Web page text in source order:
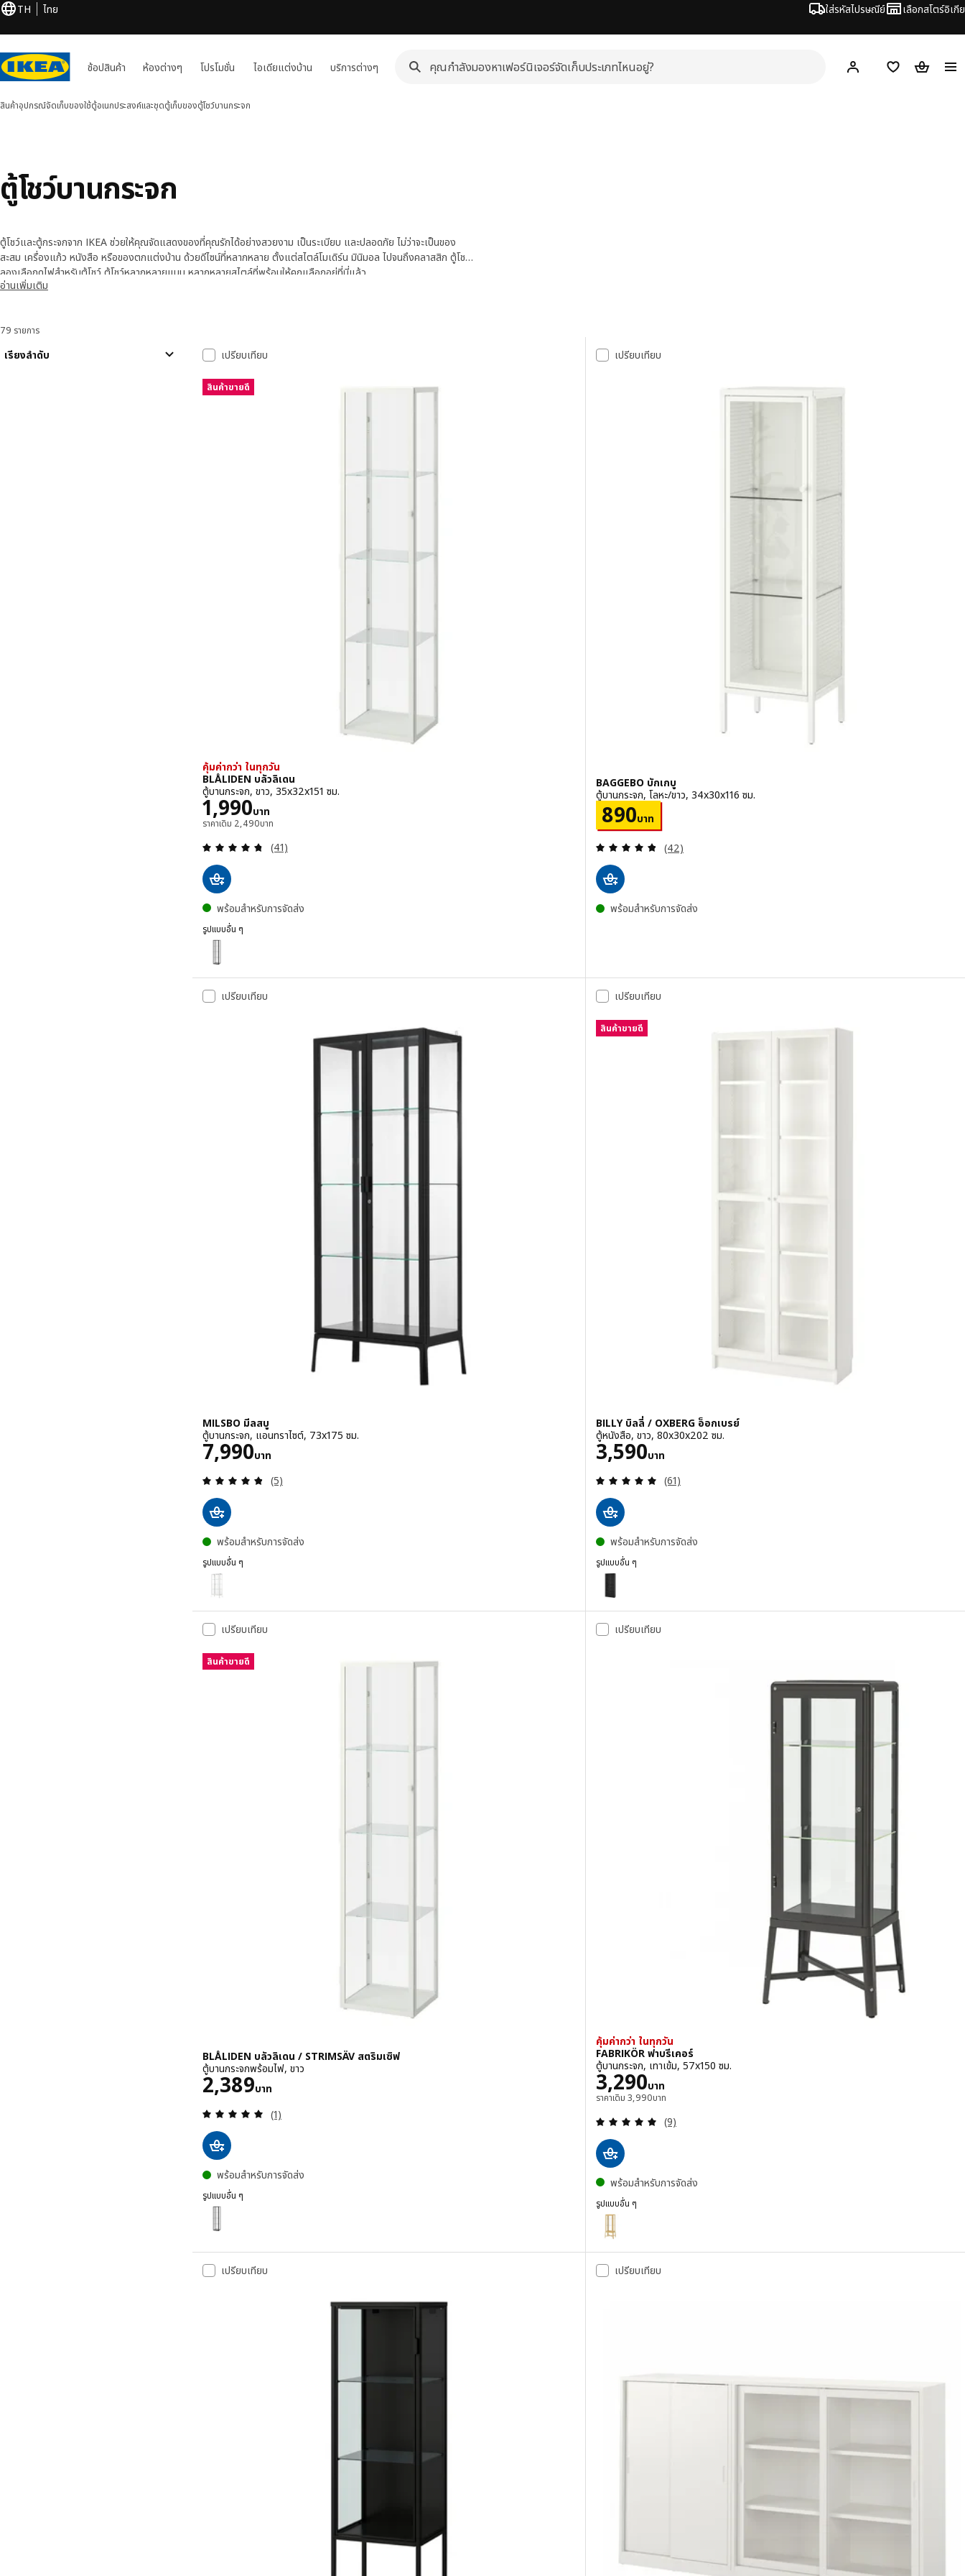
TH ไทย ใส่รหัสไปรษณีย์ เลือกสโตร์อิเกีย
ช้อปสินค้า ห้องต่างๆ โปรโมชั่น ไอเดียแต่งบ้าน บริการต่างๆ Hej! เข้าสู่ระบบ หรือ ลงทะเ
ช้อปปิ้งลิสต์ตะกร้าสินค้
สินค้าอุปกรณ์จัดเก็บของใช้ตู้อเนกประสงค์และชุดตู้เก็บของตู้โชว์บานกระจก
ตู้โชว์บานกระจก
ตู้โชว์และตู้กระจกจาก IKEA ช่วยให้คุณจัดแสดงของที่คุณรักได้อย่างสวยงาม เป็นระเบียบ และปลอดภัย ไม่ว่าจะเป็นของ
สะสม เครื่องแก้ว หนังสือ หรือของตกแต่งบ้าน ด้วยดีไซน์ที่หลากหลาย ตั้งแต่สไตล์โมเดิร์น มินิมอล ไปจนถึงคลาสสิก ตู้โชว์
ของเราสามารถเข้ากับทุกห้องในบ้านได้อย่างลงตัว
ลองเลือกดูไฟสำหรับตู้โชว์ ตู้โชว์หลากหลายแบบ หลากหลายสไตล์ที่พร้อมให้คุณเลือกอยู่ที่นี่แล้ว
อ่านเพิ่มเติม
เรียงลำดับและตัวกรอง
79 รายการ
เรียงลำดับ รายการผลลัพธ์
เปรียบเทียบ
สินค้าขายดี
คุ้มค่ากว่า ในทุกวัน
BLÅLIDEN บลัวลิเดน
ตู้บานกระจก, ขาว, 35x32x151 ซม.
1,990บาท
ราคา 1990บาท
ราคาเดิม 2,490บาท
ราคาเดิม 2490บาท
ทบทวน: 4.7 หมด 5 ดวงดาว ความเห็นทั้งหมด:
(41)
พร้อมสำหรับการจัดส่ง
รูปแบบอื่น ๆ
BLÅLIDEN บลัวลิเดน
ตัวเลือก: BLÅLIDEN บลัวลิเดน, ตู้บานกระจก, ดำ, 35x32x151 ซม.
เปรียบเทียบ
BAGGEBO บักเกบู
ตู้บานกระจก, โลหะ/ขาว, 34x30x116 ซม.
890บาท
ราคา 890บาท
ทบทวน: 4.8 หมด 5 ดวงดาว ความเห็นทั้งหมด:
(42)
พร้อมสำหรับการจัดส่ง
เปรียบเทียบ
MILSBO มีลสบู
ตู้บานกระจก, แอนทราไซต์, 73x175 ซม.
7,990บาท
ราคา 7990บาท
ทบทวน: 4.8 หมด 5 ดวงดาว ความเห็นทั้งหมด:
(5)
พร้อมสำหรับการจัดส่ง
รูปแบบอื่น ๆ
MILSBO มีลสบู
ตัวเลือก: MILSBO มีลสบู, ตู้บานกระจก, ขาว, 73x175 ซม.
เปรียบเทียบ
สินค้าขายดี
BILLY บิลลี่ / OXBERG อ็อกเบรย์
ตู้หนังสือ, ขาว, 80x30x202 ซม.
3,590บาท
ราคา 3590บาท
ทบทวน: 4.9 หมด 5 ดวงดาว ความเห็นทั้งหมด:
(61)
พร้อมสำหรับการจัดส่ง
รูปแบบอื่น ๆ
BILLY บิลลี่ / OXBERG อ็อกเบรย์
ตัวเลือก: BILLY บิลลี่ / OXBERG อ็อกเบรย์, ตู้หนังสือบานกระจก, ดำ ลายไม้โอ๊ค,
ตัวเลือก: BILLY บิลลี่ / OXBERG อ็อกเบรย์, ตู้หนังสือบานกระจก, ลายไม้โอ๊ค, 80x30x202 ซ
ตัวเลือก: BILLY บิลลี่ / OXBERG อ็อกเบรย์, ตู้หนังสือบานกระจก, น้ำตาลเข้ม ลายไม้โอ๊ค,
เปรียบเทียบ
สินค้าขายดี
BLÅLIDEN บลัวลิเดน / STRIMSÄV สตริมเซิฟ
ตู้บานกระจกพร้อมไฟ, ขาว
2,389บาท
ราคา 2389บาท
ทบทวน: 5 หมด 5 ดวงดาว ความเห็นทั้งหมด:
(1)
พร้อมสำหรับการจัดส่ง
รูปแบบอื่น ๆ
BLÅLIDEN บลัวลิเดน / STRIMSÄV สตริมเซิฟ
เปรียบเทียบ
คุ้มค่ากว่า ในทุกวัน
FABRIKÖR ฟาบรีเคอร์
ตู้บานกระจก, เทาเข้ม, 57x150 ซม.
3,290บาท
ราคา 3290บาท
ราคาเดิม3,990บาท
ราคาเดิม 3990บาท
ทบทวน: 4.9 หมด 5 ดวงดาว ความเห็นทั้งหมด:
(9)
พร้อมสำหรับการจัดส่ง
รูปแบบอื่น ๆ
FABRIKÖR ฟาบรีเคอร์
ตัวเลือก: FABRIKÖR ฟาบรีเคอร์, ตู้บานกระจก, เหลืองเข้ม, 57x150 ซม.
เปรียบเทียบ เปรียบเทียบ